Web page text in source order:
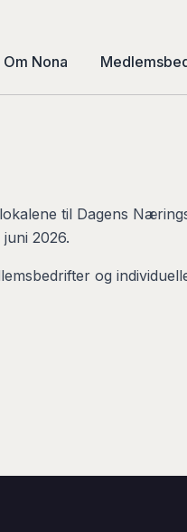
Om Nona
til Dagens
2026.
og